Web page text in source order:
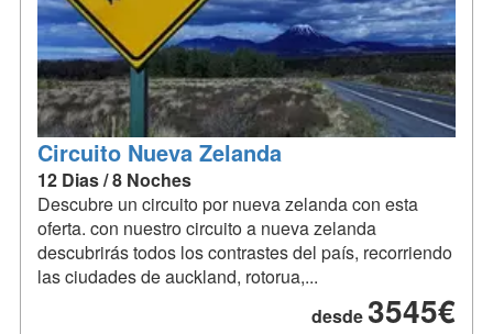
Circuito Nueva Zelanda
12 Dias / 8 Noches
Descubre un circuito por nueva zelanda con esta
oferta. con nuestro circuito a nueva zelanda
descubrirás todos los contrastes del país, recorriendo
las ciudades de auckland, rotorua,...
desde 3545€